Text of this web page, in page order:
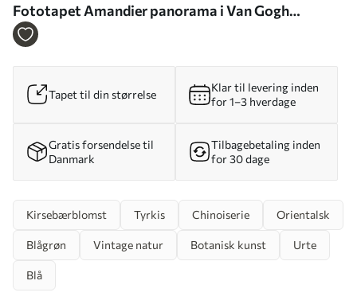
Fototapet Amandier panorama i Van Gogh
blomster Nr. u93603
Tapet til din størrelse
Klar til levering inden
for 1–3 hverdage
Gratis forsendelse til
Danmark
Tilbagebetaling inden
for 30 dage
Kirsebærblomst Tyrkis Chinoiserie Orientalsk
Blågrøn Vintage natur Botanisk kunst Urte
Blå